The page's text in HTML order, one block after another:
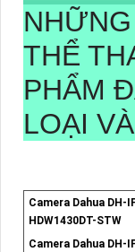
THỂ
PHẨM
LOẠI
Camera Dahua DH-
HDW1430DT-STW
Camera Dahua DH-